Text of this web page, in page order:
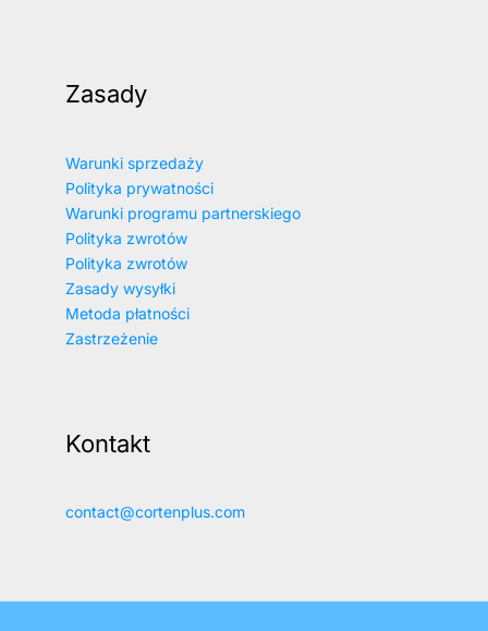
Zasady
Warunki sprzedaży
Polityka prywatności
Warunki programu partnerskiego
Polityka zwrotów
Polityka zwrotów
Zasady wysyłki
Metoda płatności
Zastrzeżenie
Kontakt
contact@cortenplus.com